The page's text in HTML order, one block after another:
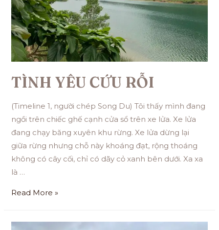
TÌNH YÊU CỨU RỖI
(Timeline 1, người chép Song Du) Tôi thấy mình đang
ngồi trên chiếc ghế cạnh cửa sổ trên xe lửa. Xe lửa
đang chạy băng xuyên khu rừng. Xe lửa dừng lại
giữa rừng nhưng chỗ này khoáng đạt, rộng thoáng
không có cây cối, chỉ có dãy cỏ xanh bên dưới. Xa xa
là …
Read More »